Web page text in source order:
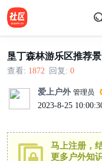
垦丁森林游乐区推荐
查看: 1872 回复: 0
爱上户外 管理员
2023-8-25
马上注册，
更多户外知